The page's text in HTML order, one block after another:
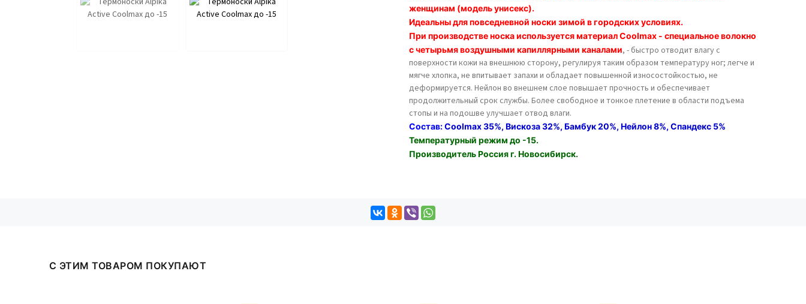
женщинам (модель унисекс).
Идеальны для повседневной носки зимой в городских условиях.
При производстве носка используется материал Coolmax - специальное волокно
с четырьмя воздушными капиллярными каналами, - быстро отводит влагу с
поверхности кожи на внешнюю сторону, регулируя таким образом температуру ног; легче и
мягче хлопка, не впитывает запахи и обладает повышенной износостойкостью, не
деформируется. Нейлон во внешнем слое повышает прочность и обеспечивает
продолжительный срок службы. Более свободное и тонкое плетение в области подъема
стопы и на подошве улучшает отвод влаги.
Состав:Coolmax 35%, Вискоза 32%, Бамбук 20%, Нейлон 8%, Спандекс 5%
Температурный режим до -15.
Производитель Россия г. Новосибирск.
С ЭТИМ ТОВАРОМ ПОКУПАЮТ